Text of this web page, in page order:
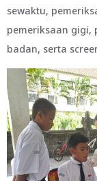
sewaktu,
pemeriksaan gigi,
badan, serta